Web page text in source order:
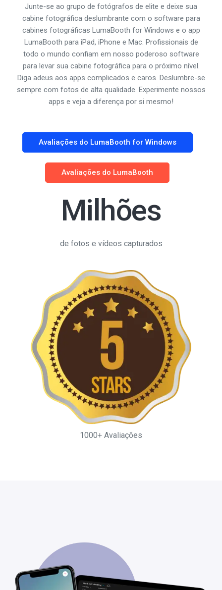
Junte-se ao grupo de fotógrafos de elite e deixe sua
cabine fotográfica deslumbrante com o software para
cabines fotográficas LumaBooth for Windows e o app
LumaBooth para iPad, iPhone e Mac. Profissionais de
todo o mundo confiam em nosso poderoso software
para levar sua cabine fotográfica para o próximo nível.
Diga adeus aos apps complicados e caros. Deslumbre-se
sempre com fotos de alta qualidade. Experimente nossos
apps e veja a diferença por si mesmo!
Avaliações do LumaBooth for Windows
Avaliações do LumaBooth
Milhões
de fotos e vídeos capturados
1000+ Avaliações